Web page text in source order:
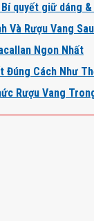
quyết giữ dáng
Và Rượu Vang
Ngon Nhất
Đúng Cách Như
Rượu Vang